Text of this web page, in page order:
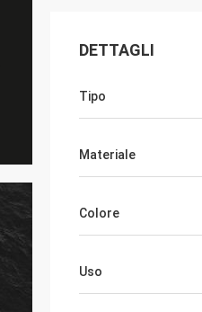
DETTAGLI
Tipo
Materiale
Colore
Uso